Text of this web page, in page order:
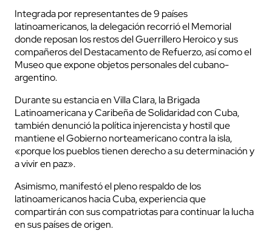
Integrada por representantes de 9 países
latinoamericanos, la delegación recorrió el Memorial
donde reposan los restos del Guerrillero Heroico y sus
compañeros del Destacamento de Refuerzo, así como el
Museo que expone objetos personales del cubano-
argentino.
Durante su estancia en Villa Clara, la Brigada
Latinoamericana y Caribeña de Solidaridad con Cuba,
también denunció la política injerencista y hostil que
mantiene el Gobierno norteamericano contra la isla,
«porque los pueblos tienen derecho a su determinación y
a vivir en paz».
Asimismo, manifestó el pleno respaldo de los
latinoamericanos hacia Cuba, experiencia que
compartirán con sus compatriotas para continuar la lucha
en sus países de origen.